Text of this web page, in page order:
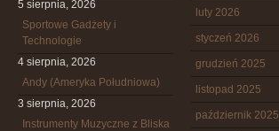
5 sierpnia, 2026
Sportowe Gadżety i
Technologie
4 sierpnia, 2026
Andy (Ameryka Południowa)
3 sierpnia, 2026
Instrumenty Muzyczne z Bliska
luty 2026
styczeń 2026
grudzień 2025
listopad 2025
październik 2025